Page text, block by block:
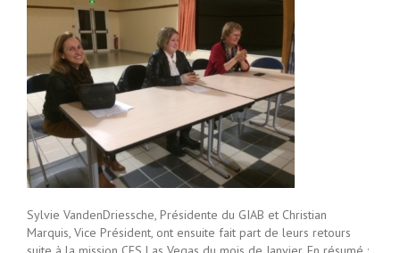
Sylvie VandenDriessche, Présidente du GIAB et Christian
Marquis, Vice Président, ont ensuite fait part de leurs retours